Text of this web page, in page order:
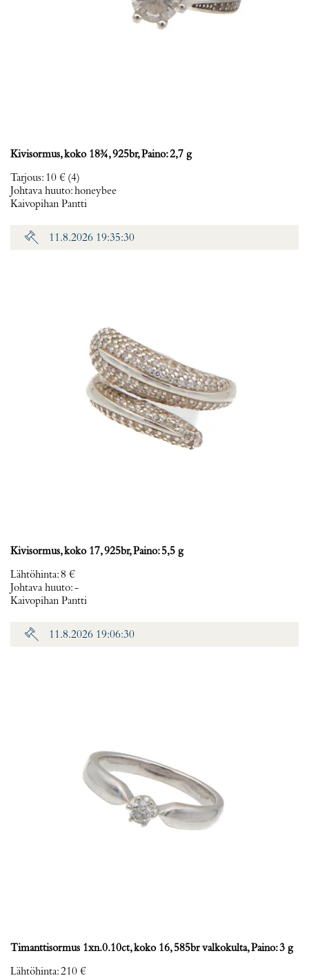
Kivisormus, koko 18¾, 925br, Paino: 2,7 g
Tarjous: 10 € (4)
Johtava huuto:honeybee
Kaivopihan Pantti
11.8.2026 19:35:30
Kivisormus, koko 17, 925br, Paino: 5,5 g
Lähtöhinta:8 €
Johtava huuto:-
Kaivopihan Pantti
11.8.2026 19:06:30
Timanttisormus 1xn.0.10ct, koko 16, 585br valkokulta, Paino: 3 g
Lähtöhinta:210 €